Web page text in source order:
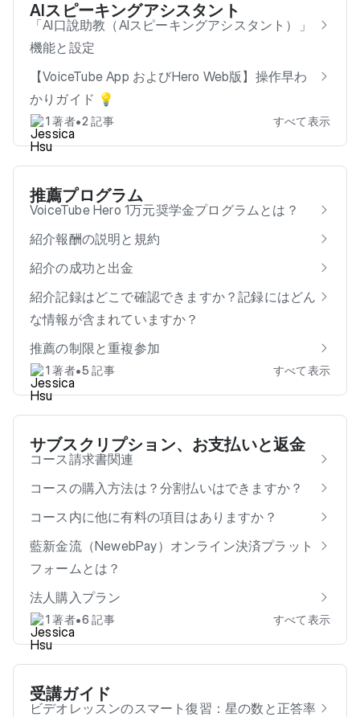
AIスピーキングアシスタント
「AI口說助教（AIスピーキングアシスタント）」
機能と設定
【VoiceTube App およびHero Web版】操作早わ
かりガイド 💡
1 著者•2 記事 すべて表示
推薦プログラム
VoiceTube Hero 1万元奨学金プログラムとは？
紹介報酬の説明と規約
紹介の成功と出金
紹介記録はどこで確認できますか？記録にはどん
な情報が含まれていますか？
推薦の制限と重複参加
1 著者•5 記事 すべて表示
サブスクリプション、お支払いと返金
コース請求書関連
コースの購入方法は？分割払いはできますか？
コース内に他に有料の項目はありますか？
藍新金流（NewebPay）オンライン決済プラット
フォームとは？
法人購入プラン
1 著者•6 記事 すべて表示
受講ガイド
ビデオレッスンのスマート復習：星の数と正答率